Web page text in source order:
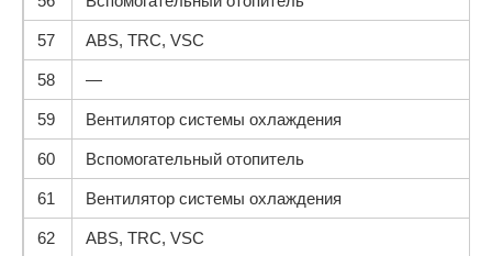
57 ABS, TRC, VSC
58 —
59 Вентилятор системы охлаждения
60 Вспомогательный отопитель
61 Вентилятор системы охлаждения
62 ABS, TRC, VSC